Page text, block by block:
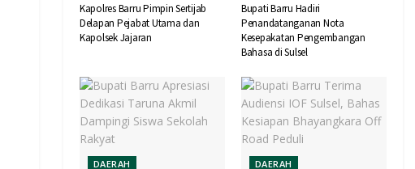
Kapolres Barru Pimpin Sertijab
Delapan Pejabat Utama dan
Kapolsek Jajaran
Bupati Barru Hadiri
Penandatanganan Nota
Kesepakatan Pengembangan
Bahasa di Sulsel
DAERAH DAERAH